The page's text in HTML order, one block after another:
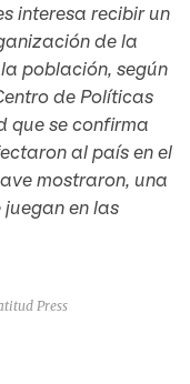
Press
interesa recibir un
de la
población, según
de Políticas
que se confirma
al país en el
mostraron, una
en las